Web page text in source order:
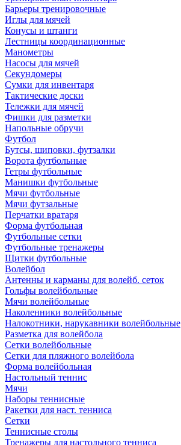
Барьеры тренировочные
Иглы для мячей
Конусы и штанги
Лестницы координационные
Манометры
Насосы для мячей
Секундомеры
Сумки для инвентаря
Тактические доски
Тележки для мячей
Фишки для разметки
Напольные обручи
Футбол
Бутсы, шиповки, футзалки
Ворота футбольные
Гетры футбольные
Манишки футбольные
Мячи футбольные
Мячи футзальные
Перчатки вратаря
Форма футбольная
Футбольные сетки
Футбольные тренажеры
Щитки футбольные
Волейбол
Антенны и карманы для волейб. сеток
Гольфы волейбольные
Мячи волейбольные
Наколенники волейбольные
Налокотники, нарукавники волейбольные
Разметка для волейбола
Сетки волейбольные
Сетки для пляжного волейбола
Форма волейбольная
Настольный теннис
Мячи
Наборы теннисные
Ракетки для наст. тенниса
Сетки
Теннисные столы
Тренажеры для настольного тенниса